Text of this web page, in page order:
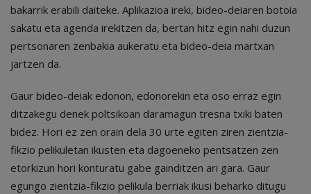
bakarrik erabili daiteke. Aplikazioa ireki, bideo-deiaren botoia
sakatu eta agenda irekitzen da, bertan hitz egin nahi duzun
pertsonaren zenbakia aukeratu eta bideo-deia martxan
jartzen da.
Gaur bideo-deiak edonon, edonorekin eta oso erraz egin
ditzakegu denek poltsikoan daramagun tresna txiki baten
bidez. Hori ez zen orain dela 30 urte egiten ziren zientzia-
fikzio pelikuletan ikusten eta dagoeneko pentsatzen zen
etorkizun hori konturatu gabe gainditzen ari gara. Gaur
egungo zientzia-fikzio pelikula berriak ikusi beharko ditugu